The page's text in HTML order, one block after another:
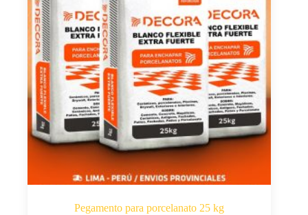
Pegamento para porcelanato 25 kg